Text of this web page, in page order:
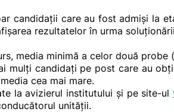
candidații care au fost admiși la
rezultatelor în urma
media minimă a celor două
mulți candidați pe post care au
cea mai mare.
la avizierul institutului și pe site-ul
unității.